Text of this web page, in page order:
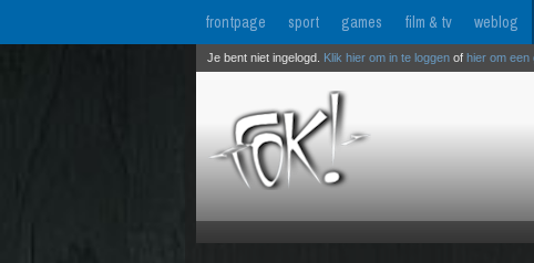
frontpage sport games film & tv weblog
Je bent niet ingelogd. Klik hier om in te loggen of hier om een